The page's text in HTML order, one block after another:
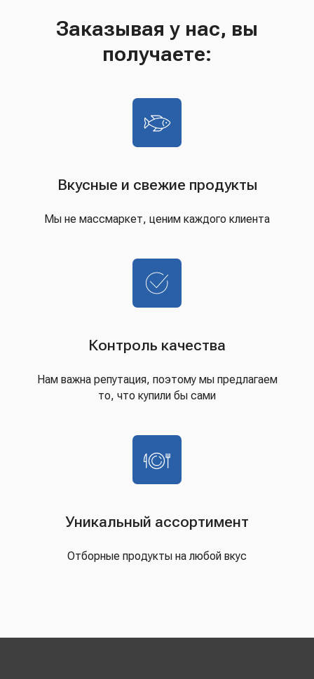
Заказывая у нас, вы
получаете:
Вкусные и свежие продукты
Мы не массмаркет, ценим каждого клиента
Контроль качества
Нам важна репутация, поэтому мы предлагаем
то, что купили бы сами
Уникальный ассортимент
Отборные продукты на любой вкус